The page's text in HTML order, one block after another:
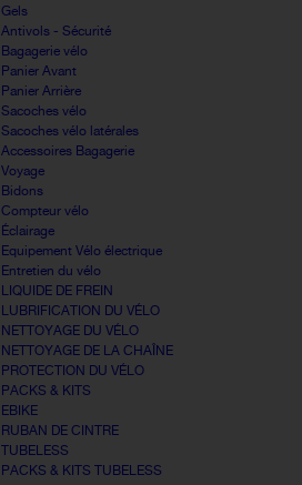
Gels
Antivols - Sécurité
Bagagerie vélo
Panier Avant
Panier Arrière
Sacoches vélo
Sacoches vélo latérales
Accessoires Bagagerie
Voyage
Bidons
Compteur vélo
Éclairage
Equipement Vélo électrique
Entretien du vélo
LIQUIDE DE FREIN
LUBRIFICATION DU VÉLO
NETTOYAGE DU VÉLO
NETTOYAGE DE LA CHAÎNE
PROTECTION DU VÉLO
PACKS & KITS
EBIKE
RUBAN DE CINTRE
TUBELESS
PACKS & KITS TUBELESS